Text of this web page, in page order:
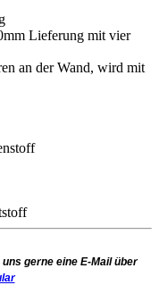
Lieferung mit vier
an der Wand, wird mit
gerne eine E-Mail über